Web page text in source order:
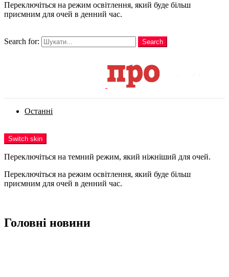
Переключіться на режим освітлення, який буде більш
приємним для очей в денний час.
Search for:
Search
Останні
Switch skin
Переключіться на темний режим, який ніжніший для очей.
Переключіться на режим освітлення, який буде більш
приємним для очей в денний час.
Головні новини